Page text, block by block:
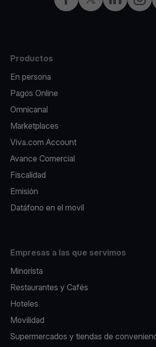
Productos
En persona
Pagos Online
Omnicanal
Marketplaces
Viva.com Account
Avance Comercial
Fiscalidad
Emisión
Datáfono en el movil
Empresas a las que servimos
Minorista
Restaurantes y Cafés
Hoteles
Movilidad
Supermercados y tiendas de